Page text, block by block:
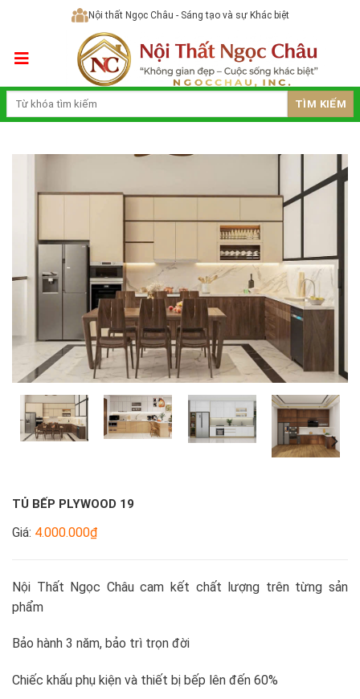
content
Nội thất Ngọc Châu - Sáng tạo và sự Khác biệt
TÌM KIẾM
TỦ BẾP PLYWOOD 19
Giá: 4.000.000₫
Nội Thất Ngọc Châu cam kết chất lượng trên từng sản
phẩm
Bảo hành 3 năm, bảo trì trọn đời
Chiếc khấu phụ kiện và thiết bị bếp lên đến 60%